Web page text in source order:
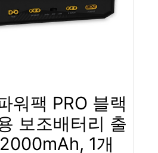
워팩 PRO 블랙
보조배터리 출
1개